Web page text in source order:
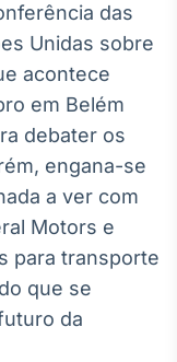
das
Unidas sobre
acontece
em Belém
debater os
engana-se
a ver com
Motors e
para transporte
que se
da